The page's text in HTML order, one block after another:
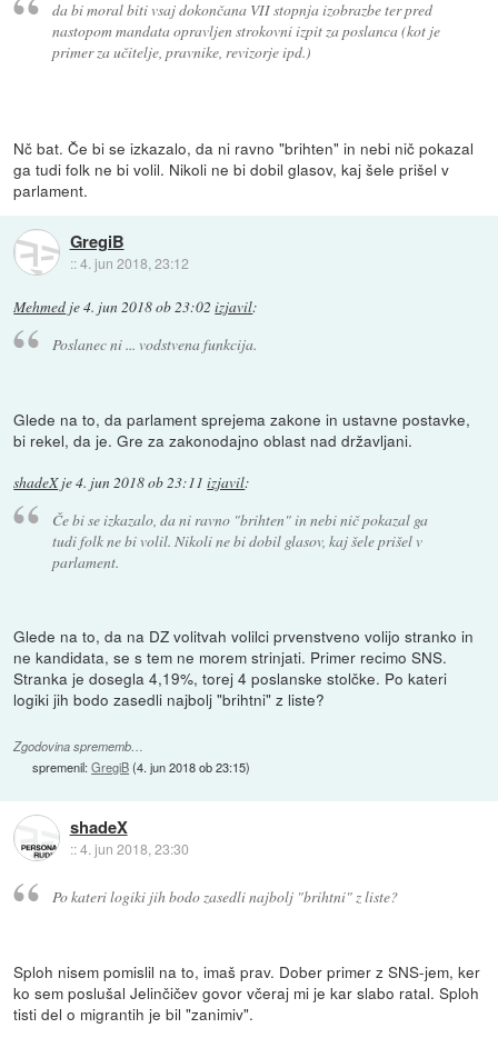
da bi moral biti vsaj dokončana VII stopnja izobrazbe ter pred
nastopom mandata opravljen strokovni izpit za poslanca (kot je
primer za učitelje, pravnike, revizorje ipd.)
Nč bat. Če bi se izkazalo, da ni ravno "brihten" in nebi nič pokazal
ga tudi folk ne bi volil. Nikoli ne bi dobil glasov, kaj šele prišel v
parlament.
GregiB
::4. jun 2018, 23:12
Mehmed je4. jun 2018 ob 23:02 izjavil:
Poslanec ni ... vodstvena funkcija.
Glede na to, da parlament sprejema zakone in ustavne postavke,
bi rekel, da je. Gre za zakonodajno oblast nad državljani.
shadeXje4. jun 2018 ob 23:11 izjavil:
Če bi se izkazalo, da ni ravno "brihten" in nebi nič pokazal ga
tudi folk ne bi volil. Nikoli ne bi dobil glasov, kaj šele prišel v
parlament.
Glede na to, da na DZ volitvah volilci prvenstveno volijo stranko in
ne kandidata, se s tem ne morem strinjati. Primer recimo SNS.
Stranka je dosegla 4,19%, torej 4 poslanske stolčke. Po kateri
logiki jih bodo zasedli najbolj "brihtni" z liste?
Zgodovina sprememb…
spremenil:GregiB(4. jun 2018 ob 23:15)
shadeX
::4. jun 2018, 23:30
Po kateri logiki jih bodo zasedli najbolj "brihtni" z liste?
Sploh nisem pomislil na to, imaš prav. Dober primer z SNS-jem, ker
ko sem poslušal Jelinčičev govor včeraj mi je kar slabo ratal. Sploh
tisti del o migrantih je bil "zanimiv".